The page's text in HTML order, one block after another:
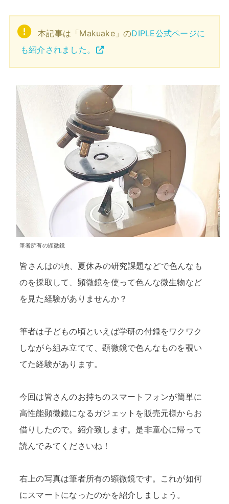
本記事は「Makuake」のDIPLE公式ページに
も紹介されました。
筆者所有の顕微鏡
皆さんはの頃、夏休みの研究課題などで色んなも
のを採取して、顕微鏡を使って色んな微生物など
を見た経験がありませんか？
筆者は子どもの頃といえば学研の付録をワクワク
しながら組み立てて、顕微鏡で色んなものを覗い
てた経験があります。
今回は皆さんのお持ちのスマートフォンが簡単に
高性能顕微鏡になるガジェットを販売元様からお
借りしたので。紹介致します。是非童心に帰って
読んでみてくださいね！
右上の写真は筆者所有の顕微鏡です。これが如何
にスマートになったのかを紹介しましょう。